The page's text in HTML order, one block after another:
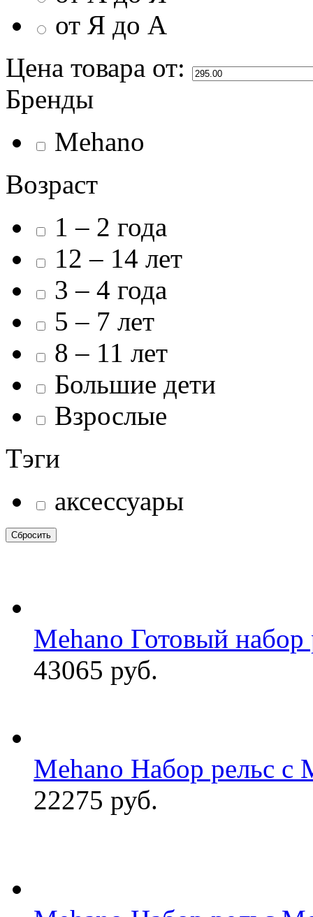
от Я до А
Цена товара от:
Бренды
Mehano
Возраст
1 – 2 года
12 – 14 лет
3 – 4 года
5 – 7 лет
8 – 11 лет
Большие дети
Взрослые
Тэги
аксессуары
Mehano Готовый набор
43065 руб.
Mehano Набор рельс
22275 руб.